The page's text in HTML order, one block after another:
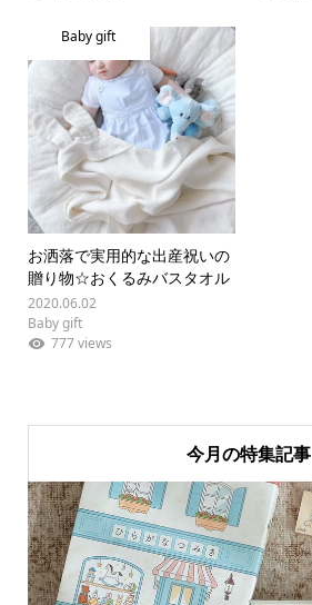
Baby gift
お洒落で実用的な出産祝いの
贈り物☆おくるみバスタオル
2020.06.02
Baby gift
777 views
今月の特集記事